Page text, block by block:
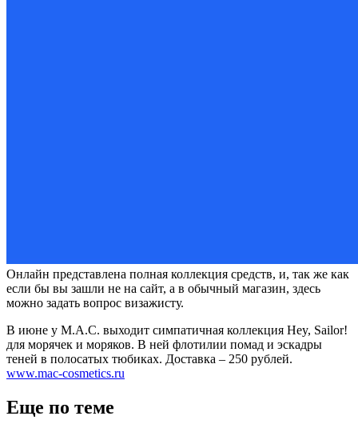
Онлайн представлена полная коллекция средств, и, так же как
если бы вы зашли не на сайт, а в обычный магазин, здесь
можно задать вопрос визажисту.
В июне у M.A.C. выходит симпатичная коллекция Hey, Sailor!
для морячек и моряков. В ней флотилии помад и эскадры
теней в полосатых тюбиках. Доставка – 250 рублей.
www.mac-cosmetics.ru
Еще по теме